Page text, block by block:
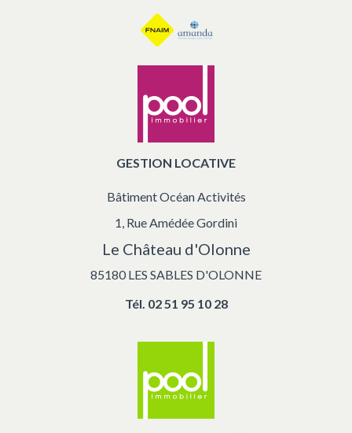
GESTION LOCATIVE
Bâtiment Océan Activités
1, Rue Amédée Gordini
Le Château d'Olonne
85180 LES SABLES D'OLONNE
Tél. 02 51 95 10 28